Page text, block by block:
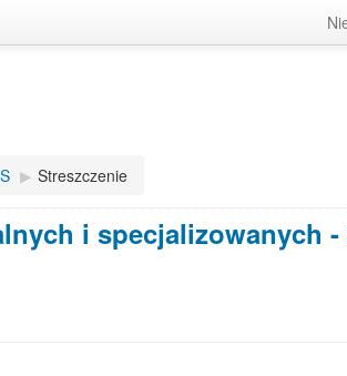
▶︎ Streszczenie
i specjalizowanych